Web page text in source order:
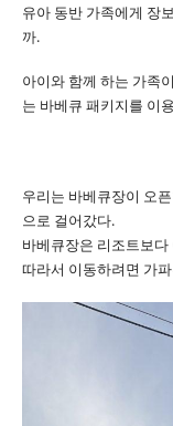
유아 동반 가족에게 장
까.
아이와 함께 하는 가족
는 바베큐 패키지를 이
우리는 바베큐장이 오
으로 걸어갔다.
바베큐장은 리조트보
따라서 이동하려면 가